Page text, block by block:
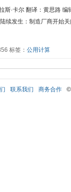
·卡尔 翻译：黄思路
续发生：制造厂商开始
标签： 公用计算
联系我们 商务合作